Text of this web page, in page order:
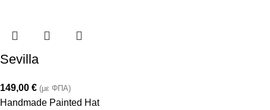
Sevilla
149,00 € (με ΦΠΑ)
Handmade Painted Hat